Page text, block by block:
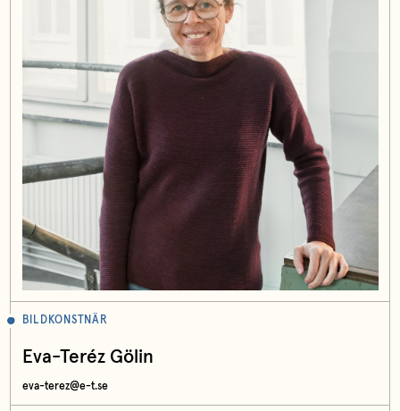
BILDKONSTNÄR
Eva-Teréz Gölin
eva-terez@e-t.se